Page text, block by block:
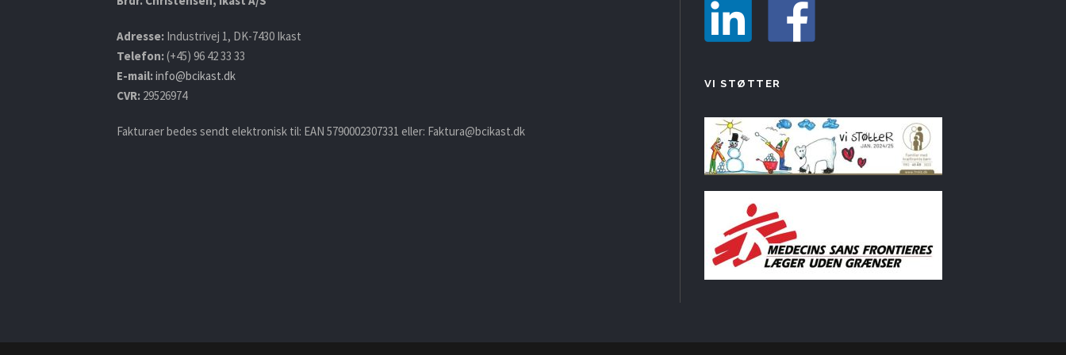
Adresse: Industrivej 1, DK-7430 Ikast
Telefon:(+45) 96 42 33 33
E-mail:info@bcikast.dk
CVR: 29526974
Fakturaer bedes sendt elektronisk til: EAN 5790002307331 eller: Faktura@bcikast.dk
VI STØTTER